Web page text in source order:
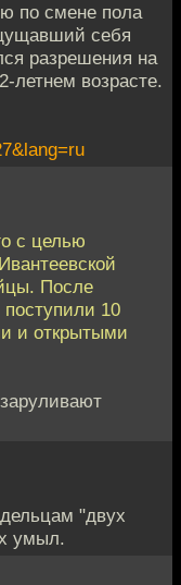
по смене пола
себя
разрешения на
летнем возрасте.
с целью
После
10
и открытыми
"двух
умыл.